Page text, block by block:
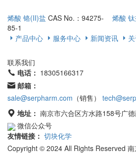
烯酸 铬(II)盐 CAS No.：94275-
85-1
烯酸
产品中心
服务中心 新闻资讯
联系我们
电话： 18305166317
邮箱：
sale@serpharm.com （销售）
地址： 南京市六合区方水路158号广
微信公众号
友情链接： 切块化学
Copyright © 2024 All Rights Reserved